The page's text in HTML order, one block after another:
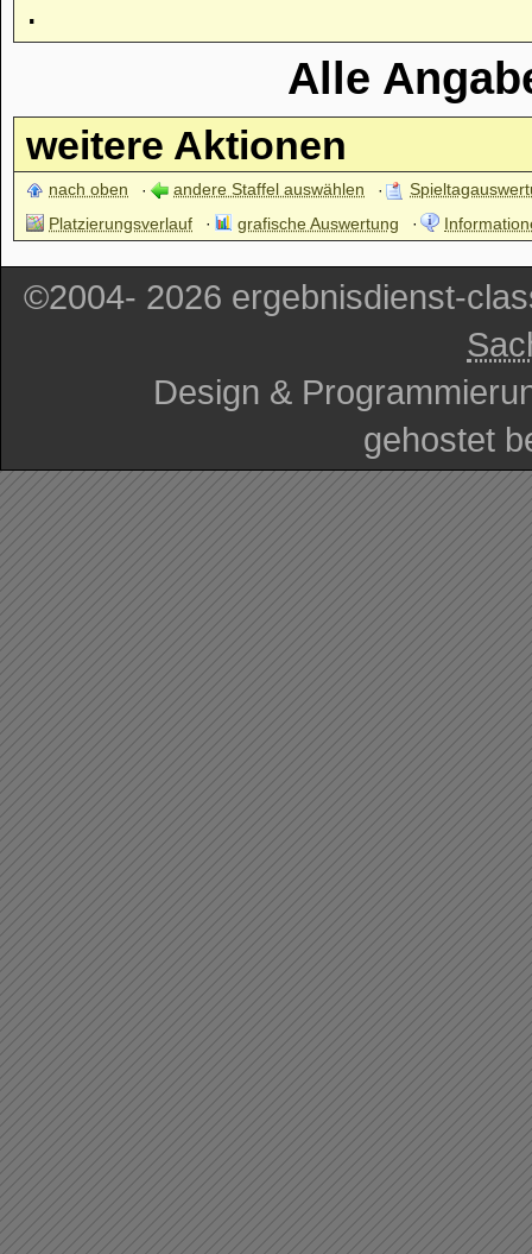
.
Alle
weitere Aktionen
nach oben andere Staffel auswählen
Platzierungsverlauf
grafische Auswertung
©2004- 2026 ergebnisdienst-
Design &
gehostet